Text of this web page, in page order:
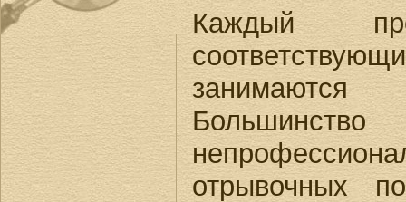
Каждый
отрывочных